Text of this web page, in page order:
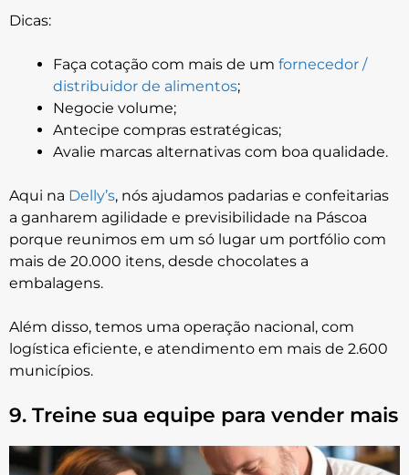
Dicas:
Faça cotação com mais de um fornecedor /
distribuidor de alimentos;
Negocie volume;
Antecipe compras estratégicas;
Avalie marcas alternativas com boa qualidade.
Aqui na Delly’s, nós ajudamos padarias e confeitarias
a ganharem agilidade e previsibilidade na Páscoa
porque reunimos em um só lugar um portfólio com
mais de 20.000 itens, desde chocolates a
embalagens.
Além disso, temos uma operação nacional, com
logística eficiente, e atendimento em mais de 2.600
municípios.
9. Treine sua equipe para vender mais